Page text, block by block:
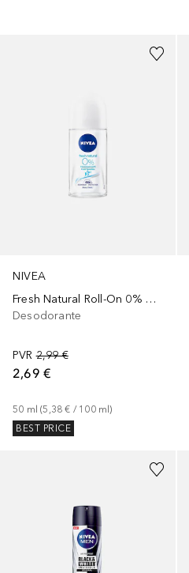
NIVEA
Fresh Natural Roll-On 0% Aluminio
Desodorante
PVR 2,99 €
2,69 €
50 ml (5,38 € / 100 ml)
BEST PRICE